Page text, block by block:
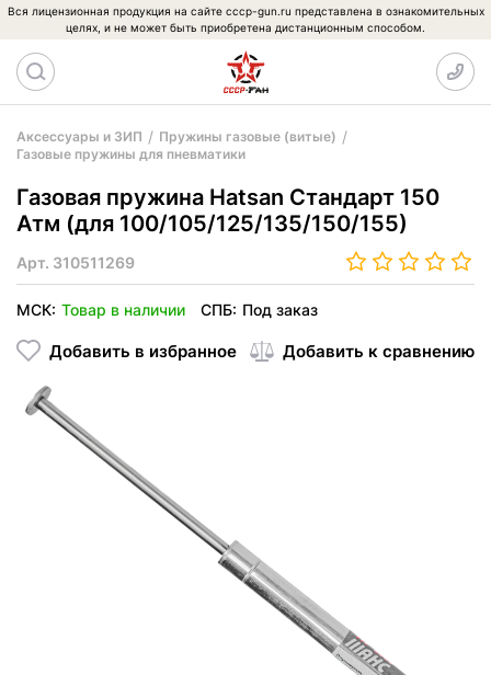
Вся лицензионная продукция на сайте cccp-gun.ru представлена в ознакомительных
целях, и не может быть приобретена дистанционным способом.
Аксессуары и ЗИП
Пружины газовые (витые)
Газовые пружины для пневматики
Газовая пружина Hatsan Стандарт 150
Атм (для 100/105/125/135/150/155)
Арт. 310511269
МСК: Товар в наличии СПБ: Под заказ
Добавить в избранное Добавить к сравнению